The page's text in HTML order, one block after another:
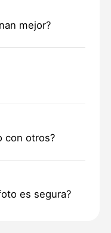
mejor?
con otros?
es segura?